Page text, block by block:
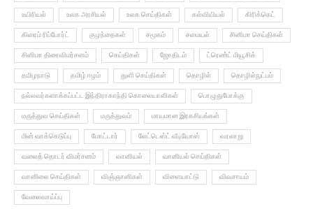
உயிரியல் உலக அரசியல் உலக செய்திகள் கல்வியியல் கிரிக்கெட்
கிரைம் ரிப்போர்ட் குழந்தைகள் சமூகம் சமையல் சினிமா செய்திகள்
சினிமா திரைவிமர்சனம் செய்திகள் ஜோதிடம் ட்ரெண்ட் மியூசிக்
தமிழநாடு தமிழ் ஈழம் துளி செய்திகள் தொழில் தொழில்நுட்பம்
நல்லவர்களாக்கப்பட்ட இந்திராகாந்தி கொலையாளிகள் பொழுதுபோக்கு
மருத்துவ செய்திகள் மருத்துவம் மாயமான இரகசியங்கள்
மின் வாக்கெடுப்பு மோட்டார் லேட்டெஸ்ட் வீடியோஸ் வரலாறு
வலைத் தொடர் விமர்சனம் வானியல் வானியல் செய்திகள்
வானிலை செய்திகள் விஞ்ஞானிகள் விளையாட்டு விவசாயம்
வேலைவாய்ப்பு